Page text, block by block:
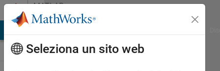
Vai al contenutoMATLAB
Answers
Seleziona un sito web